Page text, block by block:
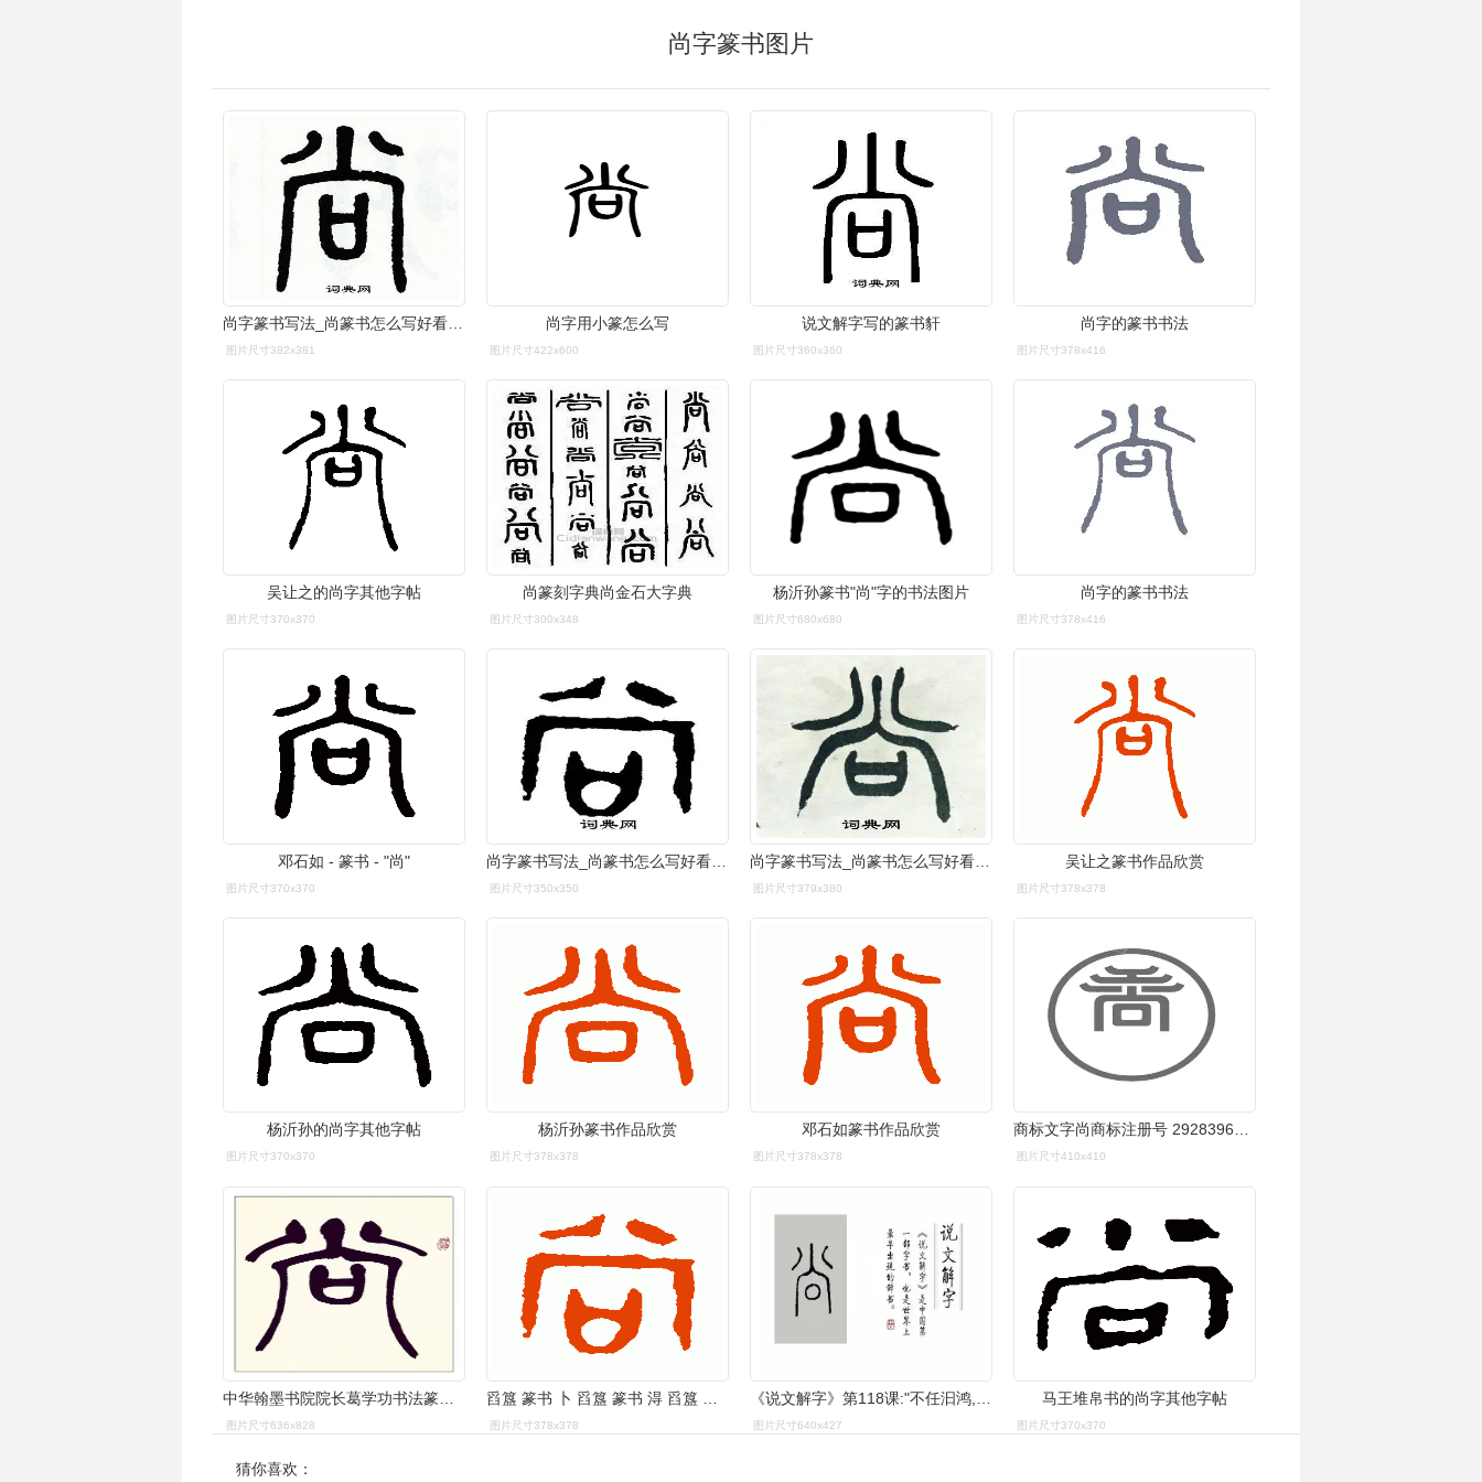
尚字篆书图片
尚字篆书写法_尚篆书怎么写好看_尚书法图片_词典网
图片尺寸382x381
尚字用小篆怎么写
图片尺寸422x600
说文解字写的篆书豻
图片尺寸360x360
尚字的篆书书法
图片尺寸378x416
吴让之的尚字其他字帖
图片尺寸370x370
尚篆刻字典尚金石大字典
图片尺寸300x348
杨沂孙篆书"尚"字的书法图片
图片尺寸680x680
尚字的篆书书法
图片尺寸378x416
邓石如 - 篆书 - "尚"
图片尺寸370x370
尚字篆书写法_尚篆书怎么写好看_尚书法图片_词典网
图片尺寸350x350
尚字篆书写法_尚篆书怎么写好看_尚书法图片_词典网
图片尺寸379x380
吴让之篆书作品欣赏
图片尺寸378x378
杨沂孙的尚字其他字帖
图片尺寸370x370
杨沂孙篆书作品欣赏
图片尺寸378x378
邓石如篆书作品欣赏
图片尺寸378x378
商标文字尚商标注册号 29283962,商标申请人东阳市工部尚书古建园林
图片尺寸410x410
中华翰墨书院院长葛学功书法篆书尚学
图片尺寸636x828
舀簋 篆书 卜 舀簋 篆书 淂 舀簋 篆书 宫 舀簋 篆书 尚 舀簋 篆书 丝
图片尺寸378x378
《说文解字》第118课:"不任汩鸿,师何以尚之"中,尚是何意
图片尺寸640x427
马王堆帛书的尚字其他字帖
图片尺寸370x370
猜你喜欢：